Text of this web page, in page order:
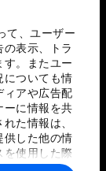
て、ユーザー
表示、トラ
す。またユー
についても情
ィアや広告配
ーに情報を共
た情報は、
供した他の情
を使用した際
され、各パー